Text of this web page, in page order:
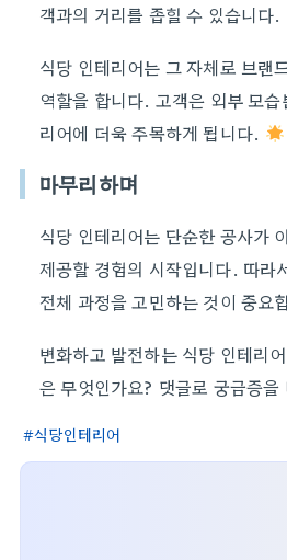
객과의 거리를 좁힐 수 있습니다.
식당 인테리어는 그 자체로 브랜
역할을 합니다. 고객은 외부 모
리어에 더욱 주목하게 됩니다.
마무리하며
식당 인테리어는 단순한 공사가
제공할 경험의 시작입니다. 따라
전체 과정을 고민하는 것이 중요
변화하고 발전하는 식당 인테리
은 무엇인가요? 댓글로 궁금증을
식당인테리어